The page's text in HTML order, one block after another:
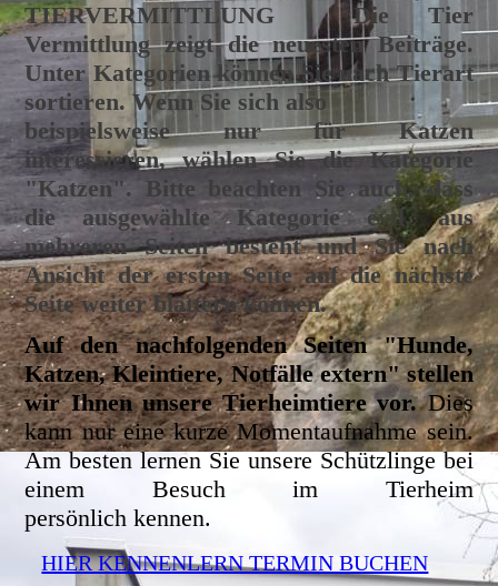
TIERVERMITTLUNGDie Tier
Vermittlung zeigt die neuesten Beiträge.
Unter Kategorien können Sie nach Tierart
sortieren. Wenn Sie sich also
beispielsweise nur für Katzen
interessieren, wählen Sie die Kategorie
"Katzen". Bitte beachten Sie auch, dass
die ausgewählte Kategorie evtl. aus
mehreren Seiten besteht und Sie nach
Ansicht der ersten Seite auf die nächste
Seite weiter blättern können.
Auf den nachfolgenden Seiten "Hunde,
Katzen, Kleintiere, Notfälle extern" stellen
wir Ihnen unsere Tierheimtiere vor.Dies
kann nur eine kurze Momentaufnahme sein.
Am besten lernen Sie unsere Schützlinge bei
einem Besuch im Tierheim
persönlich kennen.
HIER KENNENLERN TERMIN BUCHEN